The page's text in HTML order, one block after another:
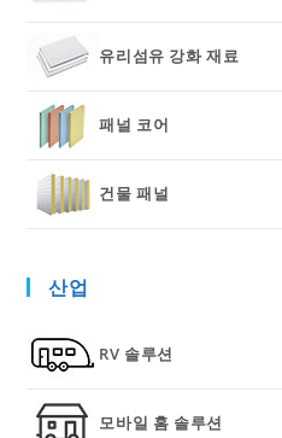
유리섬유 강화 재료
패널 코어
건물 패널
산업
RV 솔루션
모바일 홈 솔루션